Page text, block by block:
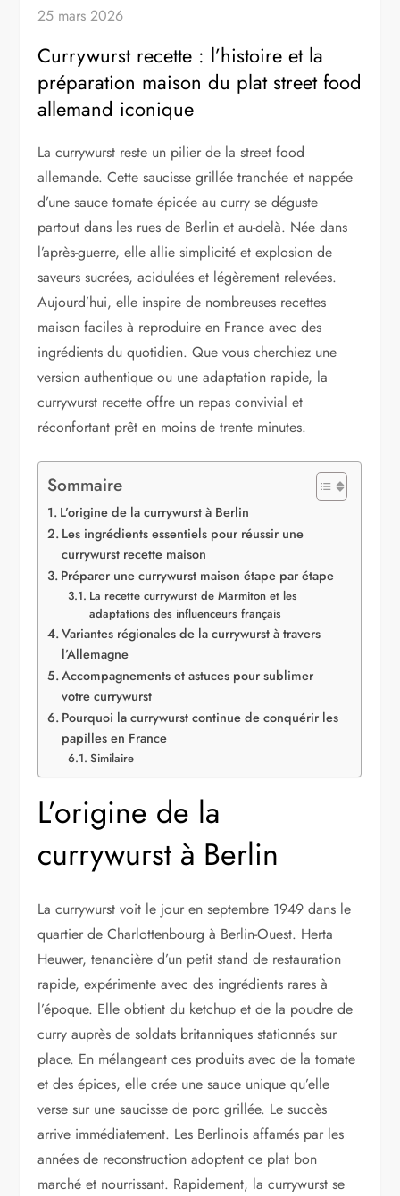
25 mars 2026
Currywurst recette : l’histoire et la
préparation maison du plat street food
allemand iconique
La currywurst reste un pilier de la street food
allemande. Cette saucisse grillée tranchée et nappée
d’une sauce tomate épicée au curry se déguste
partout dans les rues de Berlin et au-delà. Née dans
l’après-guerre, elle allie simplicité et explosion de
saveurs sucrées, acidulées et légèrement relevées.
Aujourd’hui, elle inspire de nombreuses recettes
maison faciles à reproduire en France avec des
ingrédients du quotidien. Que vous cherchiez une
version authentique ou une adaptation rapide, la
currywurst recette offre un repas convivial et
réconfortant prêt en moins de trente minutes.
Sommaire
L’origine de la currywurst à Berlin
Les ingrédients essentiels pour réussir une
currywurst recette maison
Préparer une currywurst maison étape par étape
La recette currywurst de Marmiton et les
adaptations des influenceurs français
Variantes régionales de la currywurst à travers
l’Allemagne
Accompagnements et astuces pour sublimer
votre currywurst
Pourquoi la currywurst continue de conquérir les
papilles en France
Similaire
L’origine de la
currywurst à Berlin
La currywurst voit le jour en septembre 1949 dans le
quartier de Charlottenbourg à Berlin-Ouest. Herta
Heuwer, tenancière d’un petit stand de restauration
rapide, expérimente avec des ingrédients rares à
l’époque. Elle obtient du ketchup et de la poudre de
curry auprès de soldats britanniques stationnés sur
place. En mélangeant ces produits avec de la tomate
et des épices, elle crée une sauce unique qu’elle
verse sur une saucisse de porc grillée. Le succès
arrive immédiatement. Les Berlinois affamés par les
années de reconstruction adoptent ce plat bon
marché et nourrissant. Rapidement, la currywurst se